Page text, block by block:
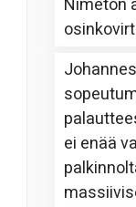
Nimetön
ei enää